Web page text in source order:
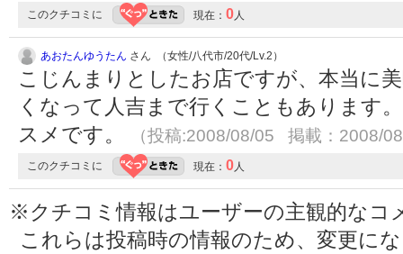
このクチコミに 現在： 0 人
あおたんゆうたん さん （女性/八代市/20代/Lv.2）
こじんまりとしたお店ですが、本当に
くなって人吉まで行くこともあります
スメです。
（投稿:2008/08/05 掲載：2008/
このクチコミに 現在： 0 人
※クチコミ情報はユーザーの主観的なコ
これらは投稿時の情報のため、変更に